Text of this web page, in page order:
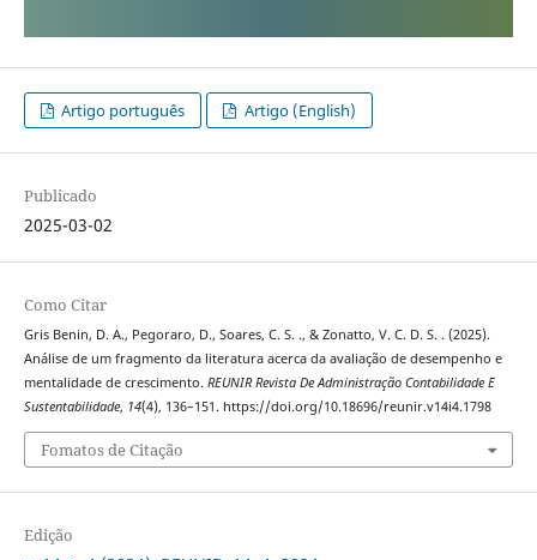
Artigo português Artigo (English)
Publicado
2025-03-02
Como Citar
Gris Benin, D. A., Pegoraro, D., Soares, C. S. ., & Zonatto, V. C. D. S. . (2025).
Análise de um fragmento da literatura acerca da avaliação de desempenho e
mentalidade de crescimento. REUNIR Revista De Administração Contabilidade E
Sustentabilidade, 14(4), 136–151. https://doi.org/10.18696/reunir.v14i4.1798
Fomatos de Citação
Edição